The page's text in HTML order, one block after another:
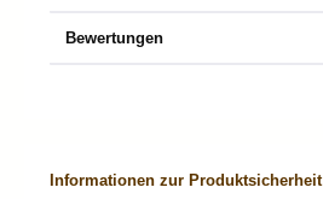
Bewertungen
Informationen zur Produktsicherheit